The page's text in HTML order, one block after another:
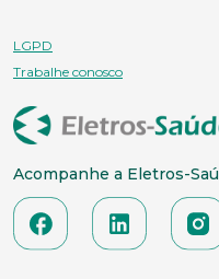
LGPD
Trabalhe conosco
Acompanhe a Eletros-